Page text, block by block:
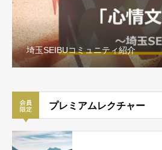
埼玉SEIBUコミュニティ紹介
プレミアムレクチャー